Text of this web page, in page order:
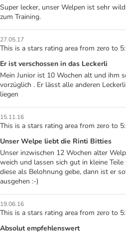
Super lecker, unser Welpen ist sehr
zum Training.
27.05.17
This is a stars rating area from zero to
Er ist verschossen in das Leckerli
Mein Junior ist 10 Wochen alt und ihm
vorzüglich . Er lässt alle anderen
liegen
15.11.16
This is a stars rating area from zero to
Unser Welpe liebt die Rinti Bitties
Unser inzwischen 12 Wochen alter
weich und lassen sich gut in kleine Teile
diese als Belohnung gebe, dann ist er
ausgehen :-)
19.06.16
This is a stars rating area from zero to
Absolut empfehlenswert